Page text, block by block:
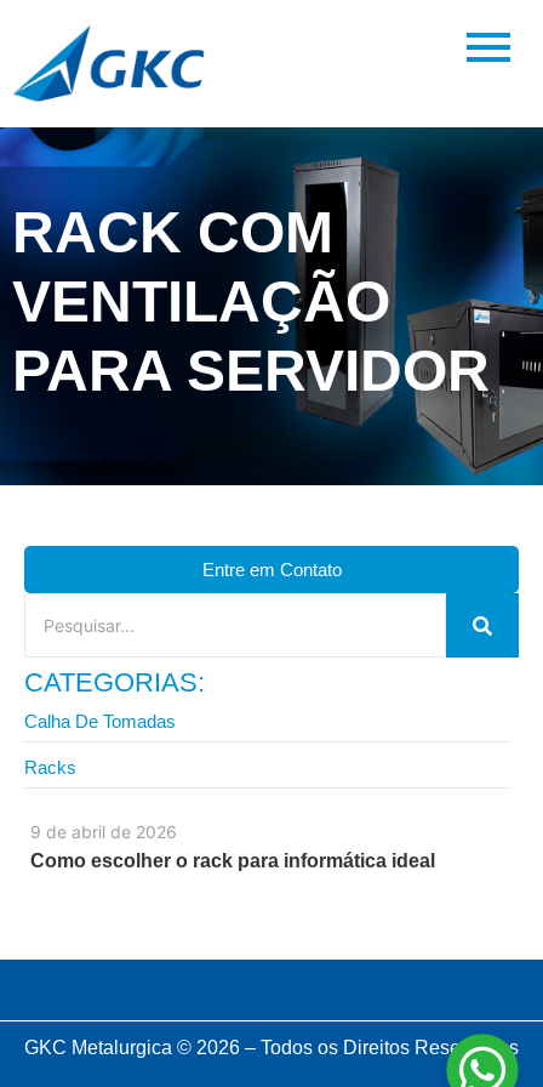
RACK COM
VENTILAÇÃO
PARA SERVIDOR
9 de abril de 2026
Como escolher o rack para informática ideal
Entre em Contato
CATEGORIAS:
Calha De Tomadas
Racks
GKC Metalurgica © 2026 – Todos os Direitos Reservados